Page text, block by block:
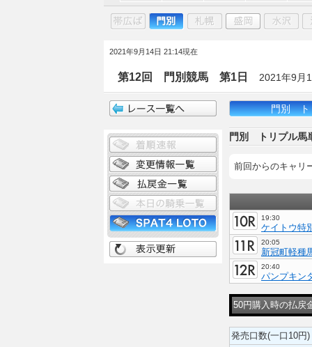
2021年9月14日 21:14現在
第12回 門別競馬 第1日 2021年9月
門別 ト
門別 トリプル馬
前回からのキャリ
19:30
ケイトウ特
20:05
新冠町軽種
20:40
パンプキン
50円購入時の払戻
発売口数(一口10円)